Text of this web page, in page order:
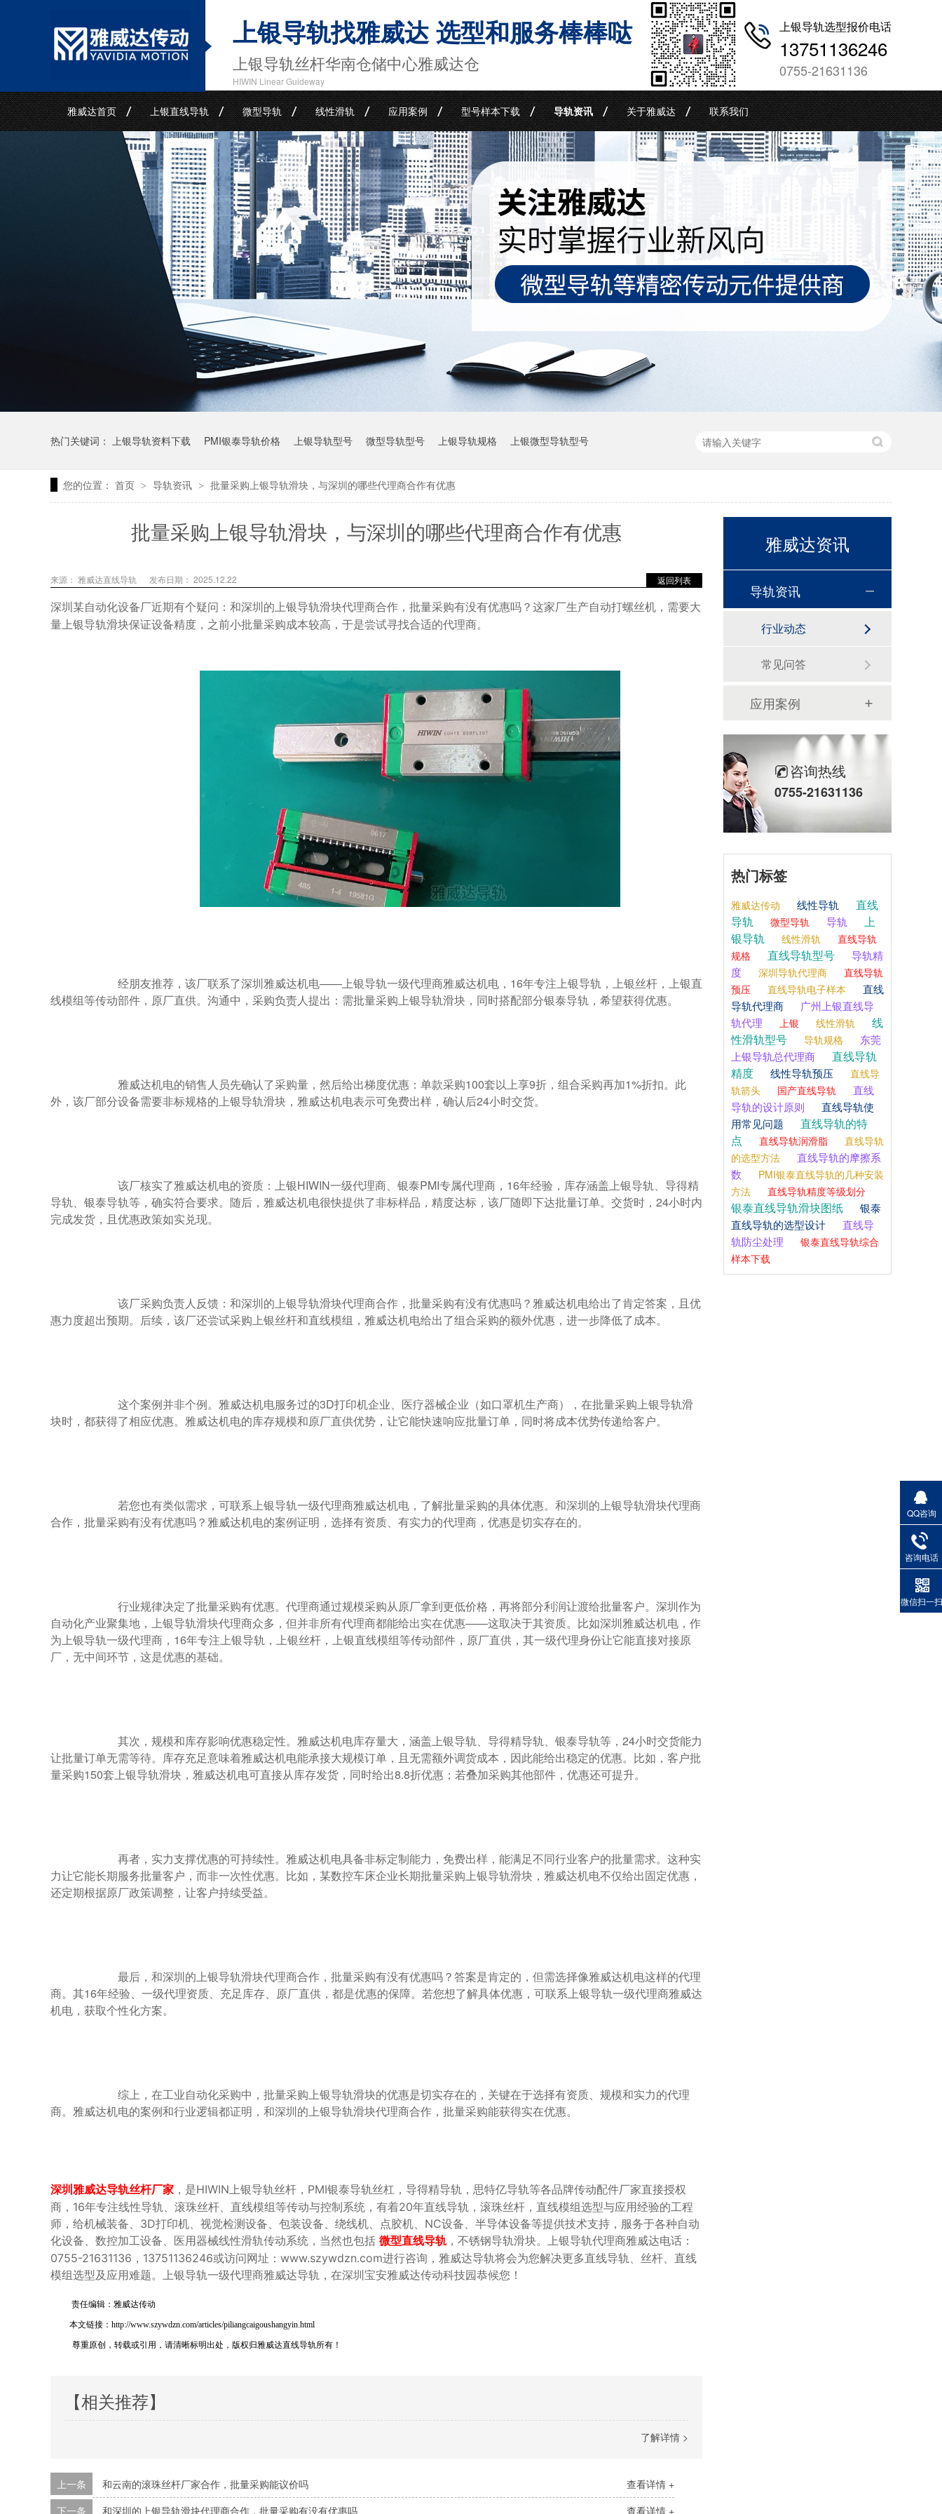
上银导轨找雅威达 选型和服务棒棒哒
上银导轨丝杆华南仓储中心雅威达仓
HIWIN Linear Guideway
上银导轨选型报价电话
13751136246
0755-21631136
雅威达首页 上银直线导轨 微型导轨 线性滑轨 应用案例 型号样本下载 导轨资讯 关于雅威达 联系我们
热门关键词： 上银导轨资料下载 PMI银泰导轨价格 上银导轨型号 微型导轨型号 上银导轨规格 上银微型导轨型号
您的位置： 首页 > 导轨资讯 > 批量采购上银导轨滑块，与深圳的哪些代理商合作有优惠
批量采购上银导轨滑块，与深圳的哪些代理商合作有优惠
返回列表
来源： 雅威达直线导轨 发布日期： 2025.12.22
深圳某自动化设备厂近期有个疑问：和深圳的上银导轨滑块代理商合作，批量采购有没有优惠吗？这家厂生产自动打螺丝机，需要大
量上银导轨滑块保证设备精度，之前小批量采购成本较高，于是尝试寻找合适的代理商。
线模组等传动部件，原厂直供。沟通中，采购负责人提出：需批量采购上银导轨滑块，同时搭配部分银泰导轨，希望获得优惠。
外，该厂部分设备需要非标规格的上银导轨滑块，雅威达机电表示可免费出样，确认后24小时交货。
导轨、银泰导轨等，确实符合要求。随后，雅威达机电很快提供了非标样品，精度达标，该厂随即下达批量订单。交货时，24小时内
完成发货，且优惠政策如实兑现。
惠力度超出预期。后续，该厂还尝试采购上银丝杆和直线模组，雅威达机电给出了组合采购的额外优惠，进一步降低了成本。
块时，都获得了相应优惠。雅威达机电的库存规模和原厂直供优势，让它能快速响应批量订单，同时将成本优势传递给客户。
合作，批量采购有没有优惠吗？雅威达机电的案例证明，选择有资质、有实力的代理商，优惠是切实存在的。
自动化产业聚集地，上银导轨滑块代理商众多，但并非所有代理商都能给出实在优惠——这取决于其资质。比如深圳雅威达机电，作
为上银导轨一级代理商，16年专注上银导轨，上银丝杆，上银直线模组等传动部件，原厂直供，其一级代理身份让它能直接对接原
厂，无中间环节，这是优惠的基础。
让批量订单无需等待。库存充足意味着雅威达机电能承接大规模订单，且无需额外调货成本，因此能给出稳定的优惠。比如，客户批
量采购150套上银导轨滑块，雅威达机电可直接从库存发货，同时给出8.8折优惠；若叠加采购其他部件，优惠还可提升。
力让它能长期服务批量客户，而非一次性优惠。比如，某数控车床企业长期批量采购上银导轨滑块，雅威达机电不仅给出固定优惠，
还定期根据原厂政策调整，让客户持续受益。
商。其16年经验、一级代理资质、充足库存、原厂直供，都是优惠的保障。若您想了解具体优惠，可联系上银导轨一级代理商雅威达
机电，获取个性化方案。
商。雅威达机电的案例和行业逻辑都证明，和深圳的上银导轨滑块代理商合作，批量采购能获得实在优惠。
深圳雅威达导轨丝杆厂家 ，是HIWIN上银导轨丝杆，PMI银泰导轨丝杠，导得精导轨，思特亿导轨等各品牌传动配件厂家直接授权
商，16年专注线性导轨、滚珠丝杆、直线模组等传动与控制系统，有着20年直线导轨，滚珠丝杆，直线模组选型与应用经验的工程
师，给机械装备、3D打印机、视觉检测设备、包装设备、绕线机、点胶机、NC设备、半导体设备等提供技术支持，服务于各种自动
化设备、数控加工设备、医用器械线性滑轨传动系统，当然也包括 微型直线导轨，不锈钢导轨滑块。上银导轨代理商雅威达电话：
0755-21631136，13751136246或访问网址：www.szywdzn.com进行咨询，雅威达导轨将会为您解决更多直线导轨、丝杆、直线
模组选型及应用难题。上银导轨一级代理商雅威达导轨，在深圳宝安雅威达传动科技园恭候您！
责任编辑：雅威达传动
本文链接：http://www.szywdzn.com/articles/piliangcaigoushangyin.html
尊重原创，转载或引用，请清晰标明出处，版权归雅威达直线导轨所有！
【相关推荐】
了解详情 >
查看详情 +
上一条
和云南的滚珠丝杆厂家合作，批量采购能议价吗
查看详情 +
下一条 和深圳的上银导轨滑块代理商合作，批量采购有没有优惠吗
雅威达资讯
导轨资讯
行业动态
常见问答
应用案例
咨询热线
0755-21631136
热门标签
雅威达传动 线性导轨
直线
导轨
微型导轨 导轨
上
银导轨
线性滑轨
直线导轨
规格
直线导轨型号
导轨精
度
深圳导轨代理商
直线导轨
预压
直线导轨电子样本
直线
导轨代理商
广州上银直线导
轨代理
上银 线性滑轨
线
性滑轨型号
导轨规格
东莞
上银导轨总代理商
直线导轨
精度
线性导轨预压
直线导
轨箭头
国产直线导轨
直线
导轨的设计原则
直线导轨使
用常见问题
直线导轨的特
点
直线导轨润滑脂
直线导轨
的选型方法
直线导轨的摩擦系
数
PMI银泰直线导轨的几种安装
方法
直线导轨精度等级划分
银泰直线导轨滑块图纸
银泰
直线导轨的选型设计
直线导
轨防尘处理
银泰直线导轨综合
样本下载
QQ咨询
咨询电话
微信扫一扫